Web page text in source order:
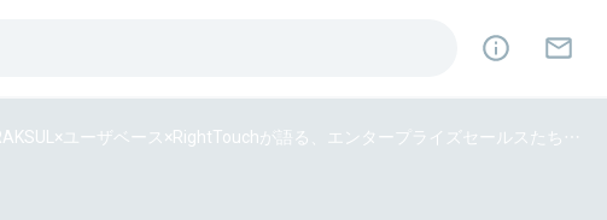
エンプラセールスは「ラッキーな大型発注」に気をつけろ──RAKSUL×ユーザベース×RightTouchが語る、エンタープライズセールスたちの失敗とノウハウ